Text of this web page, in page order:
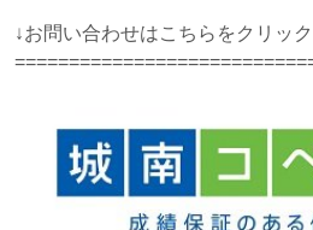
↓お問い合わせはこちらをクリック